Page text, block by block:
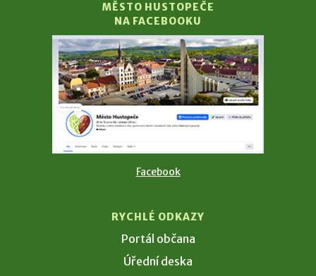
MĚSTO HUSTOPEČE
NA FACEBOOKU
Facebook
RYCHLÉ ODKAZY
Portál občana
Úřední deska